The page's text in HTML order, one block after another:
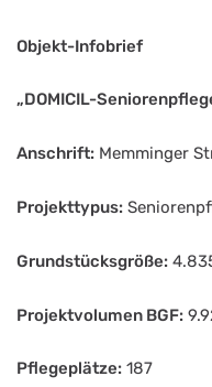
Objekt-Infobrief
„DOMICIL-
Anschrift: Memminger
Projekttypus:
Grundstücksgröße:
Projektvolumen BGF:
Pflegeplätze: 187